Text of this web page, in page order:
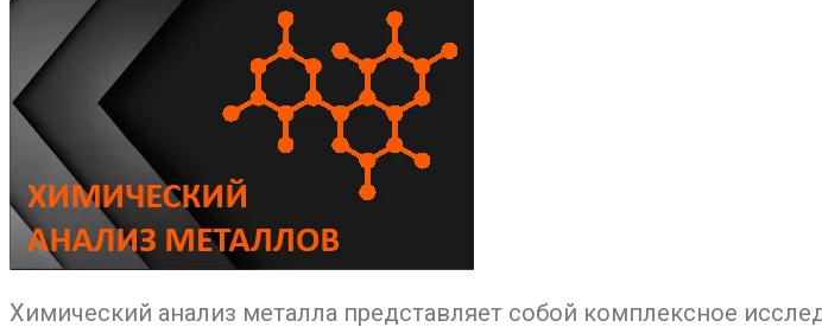
Химический анализ металла представляет собой комплексное